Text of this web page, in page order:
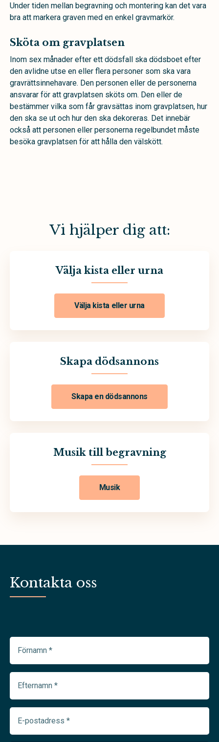
Under tiden mellan begravning och montering kan det vara
bra att markera graven med en enkel gravmarkör.
Sköta om gravplatsen
Inom sex månader efter ett dödsfall ska dödsboet efter
den avlidne utse en eller flera personer som ska vara
gravrättsinnehavare. Den personen eller de personerna
ansvarar för att gravplatsen sköts om. Den eller de
bestämmer vilka som får gravsättas inom gravplatsen, hur
den ska se ut och hur den ska dekoreras. Det innebär
också att personen eller personerna regelbundet måste
besöka gravplatsen för att hålla den välskött.
Vi hjälper dig att:
Välja kista eller urna
Välja kista eller urna
Skapa dödsannons
Skapa en dödsannons
Musik till begravning
Musik
Kontakta oss
Förnamn
(Required)
Efternamn
(Required)
E-
postadress
(Required)